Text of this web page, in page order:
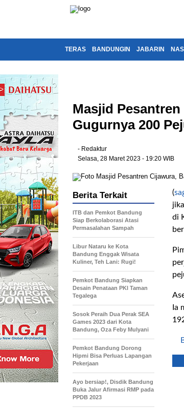
TERAS BANDUNGIN JABARIN
Masjid
Gugurnya 200
- Redaktur
Selasa, 28 Maret 2023 - 19:20 WIB
(
di
Ia
Berita Terkait
ITB dan Pemkot Bandung
Siap Berkolaborasi Atasi
Permasalahan Sampah
Libur Nataru ke Kota
Bandung Enggak Wisata
Kuliner, Teh Lani: Rugi!
Pemkot Bandung Siapkan
Desain Penataan PKl Taman
Tegalega
Sosok Peraih Dua Perak SEA
Games 2023 dari Kota
Bandung, Oza Feby Mulyani
Pemkot Bandung Dorong
Hipmi Bisa Perluas Lapangan
Pekerjaan
Ayo bersiap!, Disdik Bandung
Buka Jalur Afirmasi RMP pada
PPDB 2023